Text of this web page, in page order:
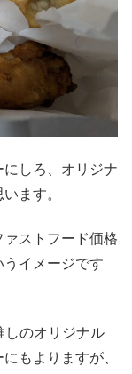
しろ、オリジナ
ます。
ストフード価格
イメージです
しのオリジナル
もよりますが、